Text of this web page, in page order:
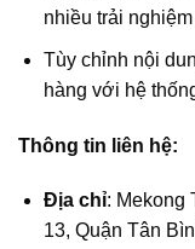
nhiều trải
Tùy chỉnh nội
hàng với hệ
Thông tin liên hệ:
Địa chỉ: Mekong
13, Quận Tân